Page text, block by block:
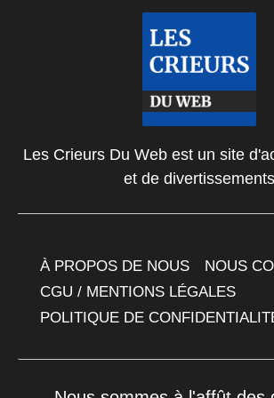
Les Crieurs Du Web est un site
et de divertissements
À PROPOS DE NOUS
NOUS
CGU / MENTIONS LÉGALES
POLITIQUE DE